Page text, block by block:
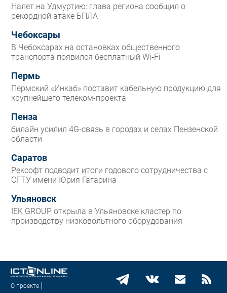
Налет на Удмуртию: глава региона сообщил о
рекордной атаке БПЛА
Чебоксары
В Чебоксарах на остановках общественного
транспорта появился бесплатный Wi‑Fi
Пермь
Пермский «Инкаб» поставит кабельную продукцию для
крупнейшего телеком-проекта
Пенза
билайн усилил 4G-связь в городах и селах Пензенской
области
Саратов
Рексофт подводит итоги годового сотрудничества с
СГТУ имени Юрия Гагарина
Ульяновск
IEK GROUP открыла в Ульяновске кластер по
производству низковольтного оборудования
О проекте